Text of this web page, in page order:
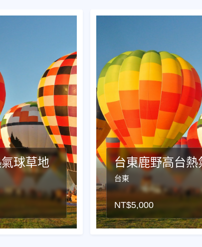
球草地 台東鹿野高台熱
台東
NT$5,000